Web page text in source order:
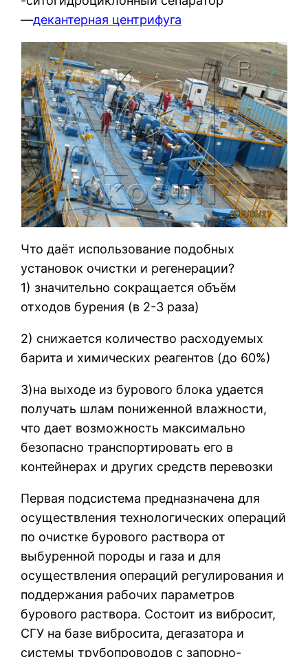
—декантерная центрифуга
Что даёт использование подобных
установок очистки и регенерации?
1) значительно сокращается объём
отходов бурения (в 2-3 раза)
2) снижается количество расходуемых
барита и химических реагентов (до 60%)
3)на выходе из бурового блока удается
получать шлам пониженной влажности,
что дает возможность максимально
безопасно транспортировать его в
контейнерах и других средств перевозки
Первая подсистема предназначена для
осуществления технологических операций
по очистке бурового раствора от
выбуренной породы и газа и для
осуществления операций регулирования и
поддержания рабочих параметров
бурового раствора. Состоит из вибросит,
СГУ на базе вибросита, дегазатора и
системы трубопроводов с запорно-